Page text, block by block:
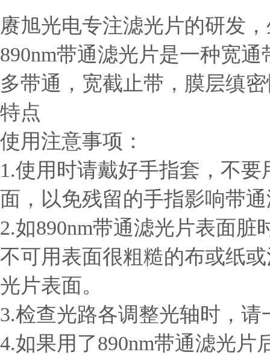
赓旭光电专注滤光片的研发
890nm带通滤光片是一种宽
多带通，宽截止带，膜层缜
特点
使用注意事项：
1.使用时请戴好手指套，不
面，以免残留的手指影响带
2.如890nm带通滤光片表面
不可用表面很粗糙的布或纸
光片表面。
3.检查光路各调整光轴时，
4.如果用了890nm带通滤光